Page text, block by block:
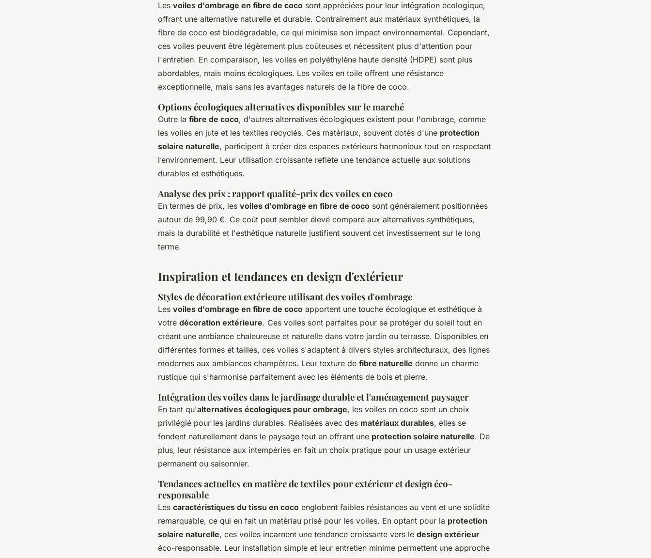
Les voiles d'ombrage en fibre de coco sont appréciées pour leur intégration écologique,
offrant une alternative naturelle et durable. Contrairement aux matériaux synthétiques, la
fibre de coco est biodégradable, ce qui minimise son impact environnemental. Cependant,
ces voiles peuvent être légèrement plus coûteuses et nécessitent plus d'attention pour
l'entretien. En comparaison, les voiles en polyéthylène haute densité (HDPE) sont plus
abordables, mais moins écologiques. Les voiles en toile offrent une résistance
exceptionnelle, mais sans les avantages naturels de la fibre de coco.
Options écologiques alternatives disponibles sur le marché
Outre la fibre de coco, d'autres alternatives écologiques existent pour l'ombrage, comme
les voiles en jute et les textiles recyclés. Ces matériaux, souvent dotés d'une protection
solaire naturelle, participent à créer des espaces extérieurs harmonieux tout en respectant
l’environnement. Leur utilisation croissante reflète une tendance actuelle aux solutions
durables et esthétiques.
Analyse des prix : rapport qualité-prix des voiles en coco
En termes de prix, les voiles d'ombrage en fibre de coco sont généralement positionnées
autour de 99,90 €. Ce coût peut sembler élevé comparé aux alternatives synthétiques,
mais la durabilité et l'esthétique naturelle justifient souvent cet investissement sur le long
terme.
Inspiration et tendances en design d'extérieur
Styles de décoration extérieure utilisant des voiles d'ombrage
Les voiles d'ombrage en fibre de coco apportent une touche écologique et esthétique à
votre décoration extérieure. Ces voiles sont parfaites pour se protéger du soleil tout en
créant une ambiance chaleureuse et naturelle dans votre jardin ou terrasse. Disponibles en
différentes formes et tailles, ces voiles s'adaptent à divers styles architecturaux, des lignes
modernes aux ambiances champêtres. Leur texture de fibre naturelle donne un charme
rustique qui s'harmonise parfaitement avec les éléments de bois et pierre.
Intégration des voiles dans le jardinage durable et l'aménagement paysager
En tant qu'alternatives écologiques pour ombrage, les voiles en coco sont un choix
privilégié pour les jardins durables. Réalisées avec des matériaux durables, elles se
fondent naturellement dans le paysage tout en offrant une protection solaire naturelle. De
plus, leur résistance aux intempéries en fait un choix pratique pour un usage extérieur
permanent ou saisonnier.
Tendances actuelles en matière de textiles pour extérieur et design éco-
responsable
Les caractéristiques du tissu en coco englobent faibles résistances au vent et une solidité
remarquable, ce qui en fait un matériau prisé pour les voiles. En optant pour la protection
solaire naturelle, ces voiles incarnent une tendance croissante vers le design extérieur
éco-responsable. Leur installation simple et leur entretien minime permettent une approche